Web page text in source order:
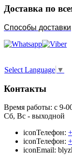
Доставка по
Способы доставки
Select Language ▼
Контакты
Время работы: с 9-
Сб, Вс - выходной
iconТелефон:
iconТелефон:
iconEmail: